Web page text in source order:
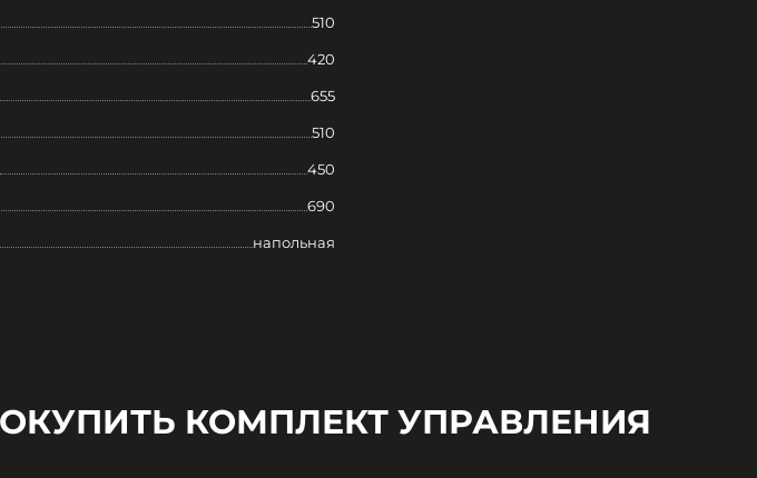
510
420
655
510
450
690
напольная
КОМПЛЕКТ УПРАВЛЕНИЯ